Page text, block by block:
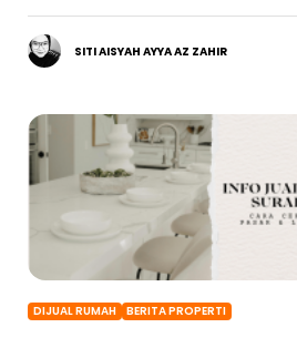
SITI AISYAH AYYA AZ ZAHIR
DIJUAL RUMAH BERITA PROPERTI